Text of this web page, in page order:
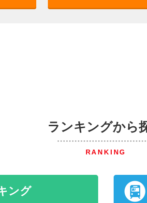
ランキングから
RANKING
ング